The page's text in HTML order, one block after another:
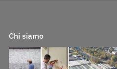
Chi siamo